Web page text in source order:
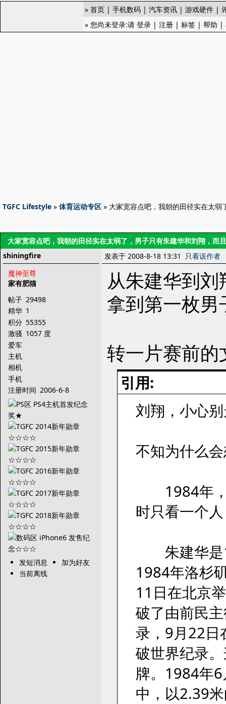
» 首页 | 手机数码 | 汽车资讯 | 游戏硬件 |
» 您尚未登录:请 登录 | 注册 | 标签 | 帮助 |
TGFC Lifestyle » 体育运动专区 » 大家宽容点吧，我朝的田径实在太
大家宽容点吧，我朝的田径实在太弱了，男子只有朱建华和刘翔，而
shiningfire
魔神至尊
家有肥猫
帖子 29498
精华 1
积分 55355
激骚 1057 度
爱车
主机
相机
手机
注册时间 2006-6-8
发短消息
加为好友
当前离线
发表于 2008-8-18 13:31 只看该作者
从朱建华到
拿到第一枚
转一片赛前的
引用:
刘翔，小心
不知为什么
1984年，
时只看一个
朱建华是
1984年洛杉
11日在北京
破了由前民
录，9月22日
破世界纪录
牌。1984年
中，以2.39